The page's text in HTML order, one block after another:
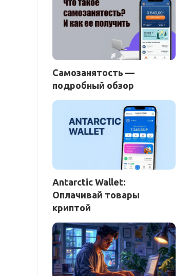
Самозанятость —
подробный обзор
Antarctic Wallet:
Оплачивай товары
криптой